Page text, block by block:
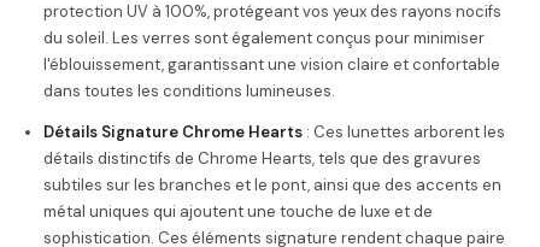
protection UV à 100%, protégeant vos yeux des rayons nocifs
du soleil. Les verres sont également conçus pour minimiser
l'éblouissement, garantissant une vision claire et confortable
dans toutes les conditions lumineuses.
Détails Signature Chrome Hearts : Ces lunettes arborent les
détails distinctifs de Chrome Hearts, tels que des gravures
subtiles sur les branches et le pont, ainsi que des accents en
métal uniques qui ajoutent une touche de luxe et de
sophistication. Ces éléments signature rendent chaque paire